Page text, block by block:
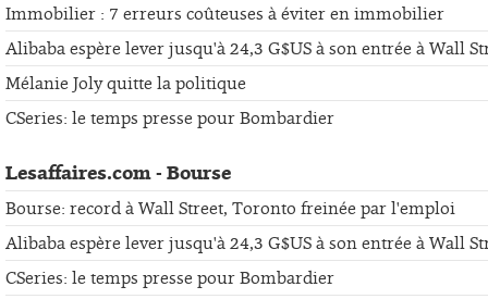
Immobilier : 7 erreurs coûteuses à éviter en immobilier
Alibaba espère lever jusqu'à 24,3 G$US à son entrée à Wall
Mélanie Joly quitte la politique
CSeries: le temps presse pour Bombardier
Lesaffaires.com - Bourse
Bourse: record à Wall Street, Toronto freinée par l'emploi
Alibaba espère lever jusqu'à 24,3 G$US à son entrée à Wall
CSeries: le temps presse pour Bombardier